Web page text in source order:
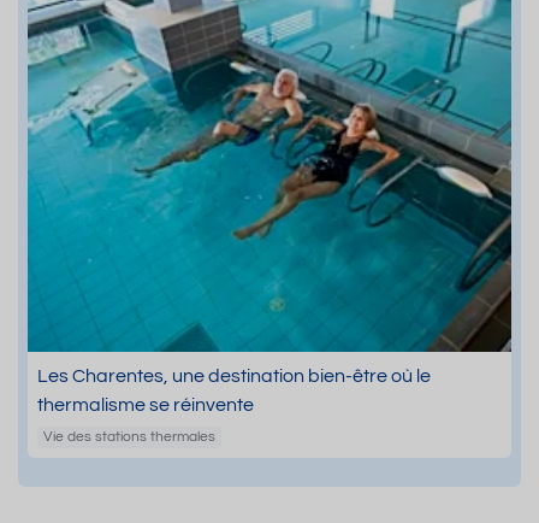
Les Charentes, une destination bien-être où le
thermalisme se réinvente
Vie des stations thermales